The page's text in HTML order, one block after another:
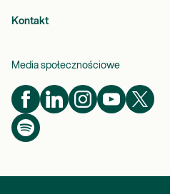
Kontakt
Media społecznościowe